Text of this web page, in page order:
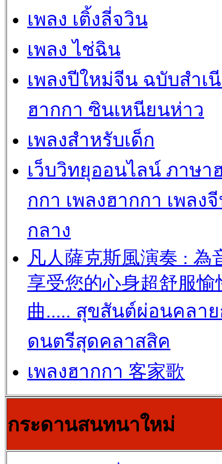
เพลง เติ้งลี่จวิน
เพลง ไช่ฉิน
เพลงปีใหม่จีน ฉบับสำเ
ฮากกา ซินเหนียนห่าว
เพลงสำหรับเด็ก
เว็บวิทยุออนไลน์ ภาษา
กกา เพลงฮากกา เพลง
กลาง
凡人薩克斯風演奏 : 為
享受您的心身超舒服愉
曲..... สุขสันต์ผ่อนคลา
ดนตรีสุดคลาสสิค
เพลงฮากกา 客家歌
กระดานสนทนาใหม่